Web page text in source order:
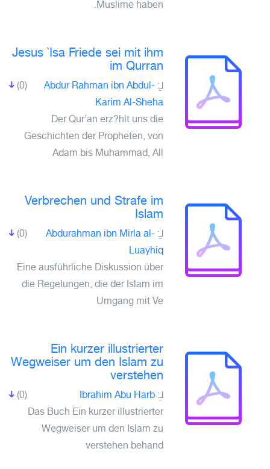
Muslime haben.
Jesus `Isa Friede sei mit ihm
im Qurran
(0) لـِ: Abdur Rahman ibn Abdul-
Karim Al-Sheha
Der Qur’an erz?hlt uns die
Geschichten der Propheten, von
Adam bis Muhammad, All
Verbrechen und Strafe im
Islam
(0) لـِ: Abdurahman ibn Mirla al-
Luayhiq
Eine ausführliche Diskussion über
die Regelungen, die der Islam im
Umgang mit Ve
Ein kurzer illustrierter
Wegweiser um den Islam zu
verstehen
(0) لـِ: Ibrahim Abu Harb
Das Buch Ein kurzer illustrierter
Wegweiser um den Islam zu
verstehen behand